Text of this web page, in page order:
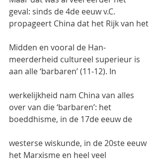
geval: sinds de 4de eeuw v.C.
propageert China dat het Rijk van het
Midden en vooral de Han-
meerderheid cultureel superieur is
aan alle ‘barbaren’ (11-12). In
werkelijkheid nam China van alles
over van die ‘barbaren’: het
boeddhisme, in de 17de eeuw de
westerse wiskunde, in de 20ste eeuw
het Marxisme en heel veel